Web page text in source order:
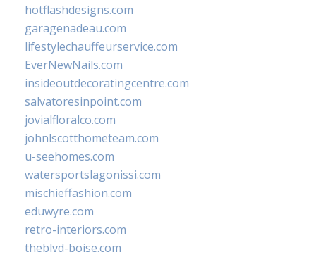
hotflashdesigns.com
garagenadeau.com
lifestylechauffeurservice.com
EverNewNails.com
insideoutdecoratingcentre.com
salvatoresinpoint.com
jovialfloralco.com
johnlscotthometeam.com
u-seehomes.com
watersportslagonissi.com
mischieffashion.com
eduwyre.com
retro-interiors.com
theblvd-boise.com